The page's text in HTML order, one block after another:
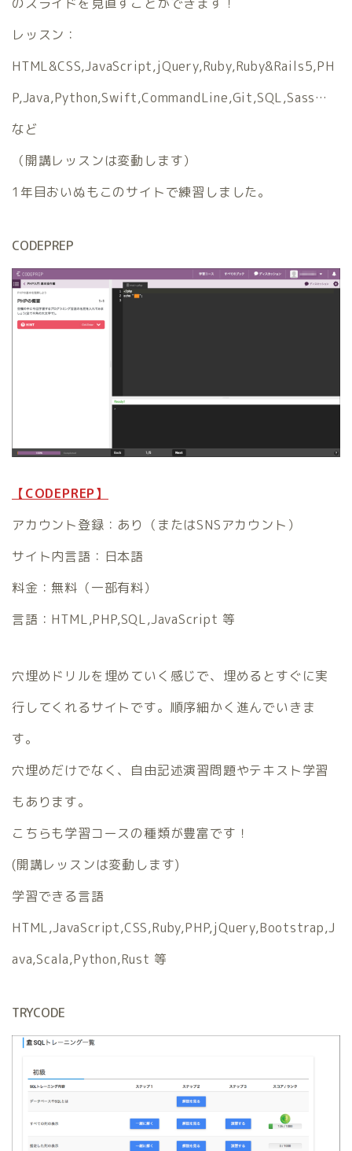
のスライドを見直すことができます！
レッスン：
HTML&CSS,JavaScript,jQuery,Ruby,Ruby&Rails5,PH
P,Java,Python,Swift,CommandLine,Git,SQL,Sass…
など
（開講レッスンは変動します）
1年目おいぬもこのサイトで練習しました。
CODEPREP
【CODEPREP】
アカウント登録：あり（またはSNSアカウント）
サイト内言語：日本語
料金：無料（一部有料）
言語：HTML,PHP,SQL,JavaScript 等
穴埋めドリルを埋めていく感じで、埋めるとすぐに実
行してくれるサイトです。順序細かく進んでいきま
す。
穴埋めだけでなく、自由記述演習問題やテキスト学習
もあります。
こちらも学習コースの種類が豊富です！
(開講レッスンは変動します)
学習できる言語
HTML,JavaScript,CSS,Ruby,PHP,jQuery,Bootstrap,J
ava,Scala,Python,Rust 等
TRYCODE